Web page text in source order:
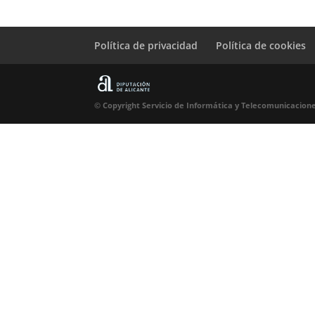
Política de privacidad Política de cookies
© Copyright Servicio de Informática y